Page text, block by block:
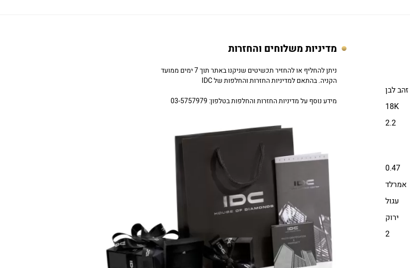
זהב לבן
18K
2.2
0.47
אמרלד
עגול
ירוק
2
מדיניות משלוחים והחזרות
ניתן להחליף או להחזיר תכשיטים שניקנו באתר תוך 7 ימים ממועד
הקניה. בהתאם למדיניות החזרות והחלפות של IDC
מידע נוסף על מדיניות החזרות והחלפות בטלפון: 03-5757979